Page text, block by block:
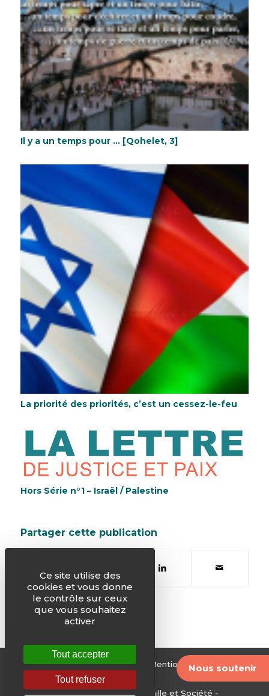
Nous soutenir
Il y a un temps pour … [Qohelet, 3]
La priorité des priorités, c’est un cessez-le-feu
Hors Série n°1 – Israël / Palestine
Partager cette publication
© Justice & Paix -Plan du site Mentions légales-
Edité par le Service National Famille et Société -
Ce site utilise des
cookies et vous donne
le contrôle sur ceux
que vous souhaitez
activer
Tout accepter
Tout refuser